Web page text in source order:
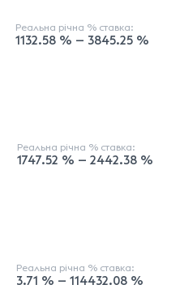
Реальна річна % ставка:
1132.58 % — 3845.25 %
Реальна річна % ставка:
1747.52 % — 2442.38 %
Реальна річна % ставка:
3.71 % — 114432.08 %